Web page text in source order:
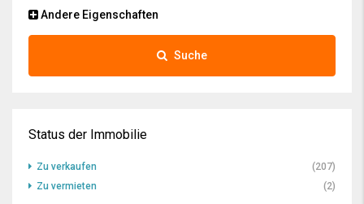
Andere Eigenschaften
Suche
Status der Immobilie
Zu verkaufen
(207)
Zu vermieten
(2)